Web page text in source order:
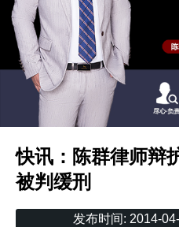
快讯：陈群律师辩
被判缓刑
发布时间: 2014-